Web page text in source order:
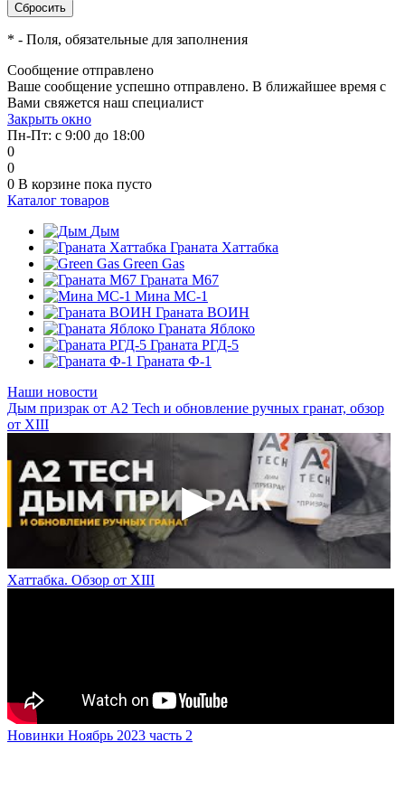
* - Поля, обязательные для заполнения
Сообщение отправлено
Ваше сообщение успешно отправлено. В ближайшее время с
Вами свяжется наш специалист
Закрыть окно
Пн-Пт: с 9:00 до 18:00
0
0
0 В корзине пока пусто
Каталог товаров
Дым
Граната Хаттабка
Green Gas
Граната М67
Мина МС-1
Граната ВОИН
Граната Яблоко
Граната РГД-5
Граната Ф-1
Наши новости
Дым призрак от А2 Tech и обновление ручных гранат, обзор
от XIII
Хаттабка. Обзор от XIII
Новинки Ноябрь 2023 часть 2